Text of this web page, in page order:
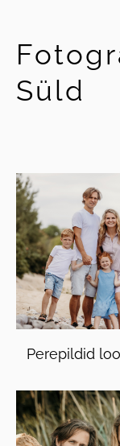
Süld
Perepildid